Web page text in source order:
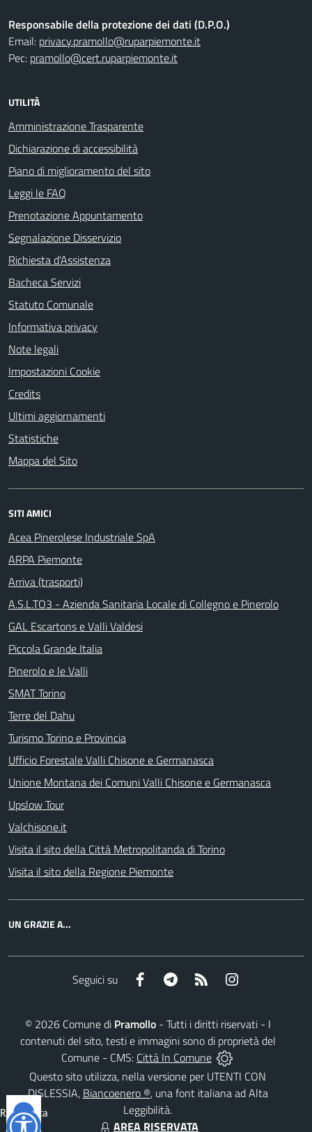
Responsabile della protezione dei dati (D.P.O.)
Email: privacy.pramollo@ruparpiemonte.it
Pec: pramollo@cert.ruparpiemonte.it
UTILITÀ
Amministrazione Trasparente
Dichiarazione di accessibilità
Piano di miglioramento del sito
Leggi le FAQ
Prenotazione Appuntamento
Segnalazione Disservizio
Richiesta d'Assistenza
Bacheca Servizi
Statuto Comunale
Informativa privacy
Note legali
Impostazioni Cookie
Credits
Ultimi aggiornamenti
Statistiche
Mappa del Sito
SITI AMICI
Acea Pinerolese Industriale SpA
ARPA Piemonte
Arriva (trasporti)
A.S.L.TO3 - Azienda Sanitaria Locale di Collegno e Pinerolo
GAL Escartons e Valli Valdesi
Piccola Grande Italia
Pinerolo e le Valli
SMAT Torino
Terre del Dahu
Turismo Torino e Provincia
Ufficio Forestale Valli Chisone e Germanasca
Unione Montana dei Comuni Valli Chisone e Germanasca
Upslow Tour
Valchisone.it
Visita il sito della Città Metropolitanda di Torino
Visita il sito della Regione Piemonte
UN GRAZIE A...
Seguici su Facebook Telegram RSS
© 2026Comune di Pramollo- Tutti i diritti riservati - I
contenuti del sito, testi e immagini sono di proprietà del
Comune - CMS: Città In Comune
Questo sito utilizza, nella versione per UTENTI CON
DISLESSIA, Biancoenero ®, una font italiana ad Alta
Leggibilità.
AREA RISERVATA
Reimposta
tutto